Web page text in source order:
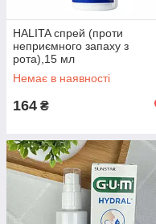
HALITA спрей (проти
неприємного запаху з
рота),15 мл
Немає в наявності
164 ₴